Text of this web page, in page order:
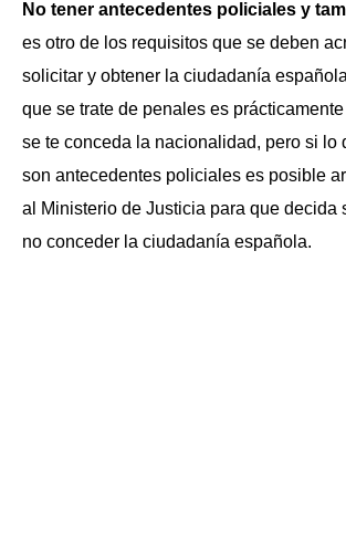
No tener antecedentes policiales y
es otro de los requisitos que se deben
solicitar y obtener la ciudadanía
que se trate de penales es
se te conceda la nacionalidad, pero si lo
son antecedentes policiales es posible
al Ministerio de Justicia para que decida
no conceder la ciudadanía española.